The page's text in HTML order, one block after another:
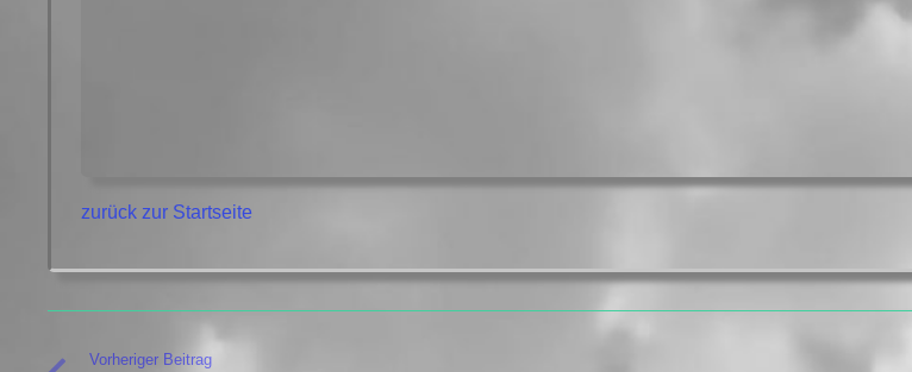
zurück zur Startseite
Vorheriger Beitrag